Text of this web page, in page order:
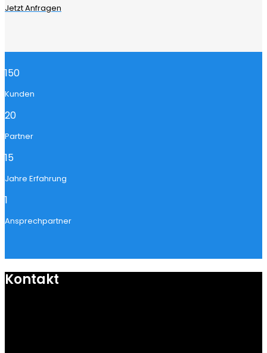
Jetzt Anfragen
150
Kunden
20
Partner
15
Jahre Erfahrung
1
Ansprechpartner
Kontakt